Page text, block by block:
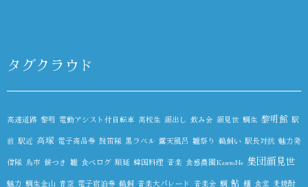
タグクラウド
高速道路 黎明 電動アシスト付自転車 高校生 顔出し 飲み会 顔見世 鯛生 黎明館 駅
前 駅近 高塚 電子商品券 鼓笛隊 黒ラベル 露天風呂 雛祭り 鵜飼い 駅長対抗 魅力発
信隊 鳥市 餅つき 雛 食べログ 順延 韓国料理 音楽 食感農園KazetoNe 集団顔見世
魅力 鯛生金山 青空 電子宿泊券 鵜飼 音楽大パレード 音楽会 鯛 鮎 麺 食堂 麦焼酎